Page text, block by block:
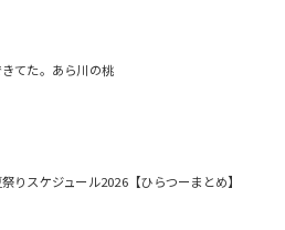
てた。あら川の桃
りスケジュール2026【ひらつーまとめ】